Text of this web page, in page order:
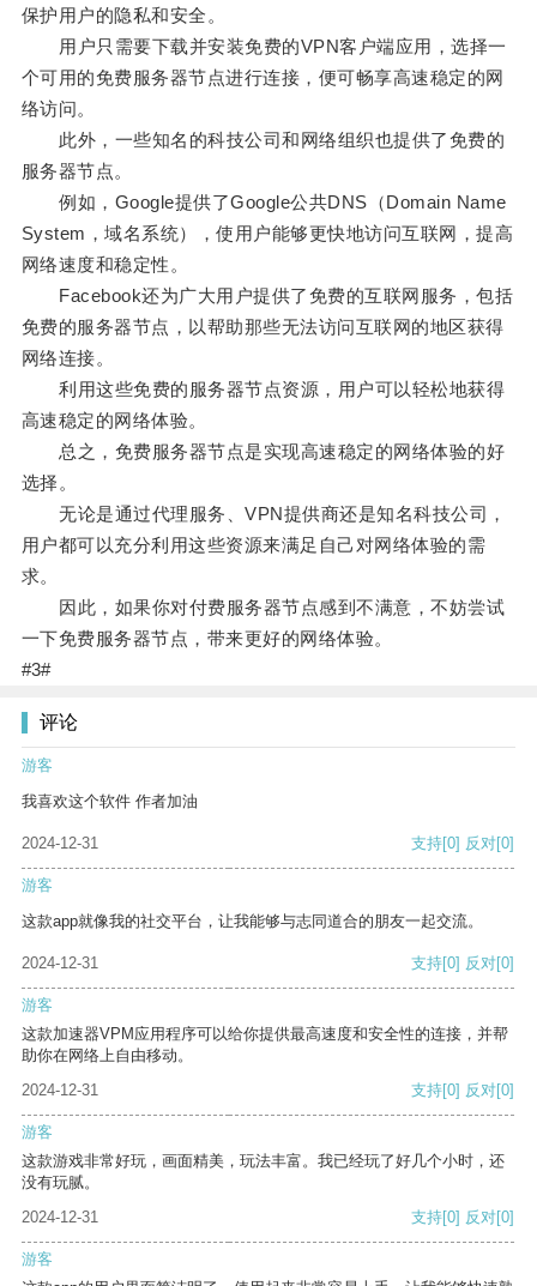
保护用户的隐私和安全。
用户只需要下载并安装免费的VPN客户端应用，选择一
个可用的免费服务器节点进行连接，便可畅享高速稳定的网
络访问。
此外，一些知名的科技公司和网络组织也提供了免费的
服务器节点。
例如，Google提供了Google公共DNS（Domain Name
System，域名系统），使用户能够更快地访问互联网，提高
网络速度和稳定性。
Facebook还为广大用户提供了免费的互联网服务，包括
免费的服务器节点，以帮助那些无法访问互联网的地区获得
网络连接。
利用这些免费的服务器节点资源，用户可以轻松地获得
高速稳定的网络体验。
总之，免费服务器节点是实现高速稳定的网络体验的好
选择。
无论是通过代理服务、VPN提供商还是知名科技公司，
用户都可以充分利用这些资源来满足自己对网络体验的需
求。
因此，如果你对付费服务器节点感到不满意，不妨尝试
一下免费服务器节点，带来更好的网络体验。
#3#
评论
游客
我喜欢这个软件 作者加油
2024-12-31 支持[0] 反对[0]
游客
这款app就像我的社交平台，让我能够与志同道合的朋友一起交流。
2024-12-31 支持[0] 反对[0]
游客
这款加速器VPM应用程序可以给你提供最高速度和安全性的连接，并帮
助你在网络上自由移动。
2024-12-31
支持[0] 反对[0]
游客
这款游戏非常好玩，画面精美，玩法丰富。我已经玩了好几个小时，还
没有玩腻。
2024-12-31
支持[0] 反对[0]
游客